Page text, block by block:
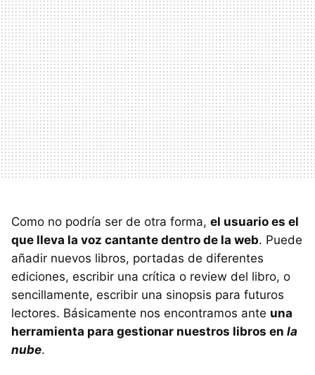
Como no podría ser de otra forma, el usuario es el
que lleva la voz cantante dentro de la web. Puede
añadir nuevos libros, portadas de diferentes
ediciones, escribir una crítica o review del libro, o
sencillamente, escribir una sinopsis para futuros
lectores. Básicamente nos encontramos ante una
herramienta para gestionar nuestros libros en la
nube.